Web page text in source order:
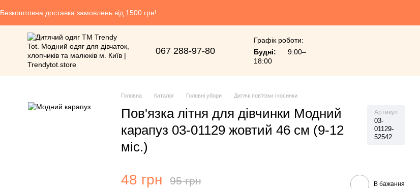
Безкоштовна доставка замовлень від 1500 грн!
067 288-97-80
Графік роботи:
Будні:
9:00–
18:00
Головна Каталог Головні убори Дитячі пов'язки і косинки
Пов'язка літня для дівчинки Модний
карапуз 03-01129 жовтий 46 см (9-12
міс.)
Артикул
03-
01129-
52542
48 грн 95 грн В бажання